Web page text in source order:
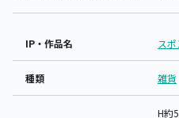
IP・作品名 ス
種類 雑貨
H約